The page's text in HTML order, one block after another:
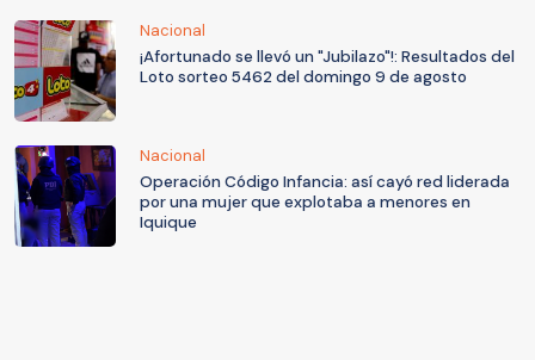
Nacional
¡Afortunado se llevó un "Jubilazo"!: Resultados del
Loto sorteo 5462 del domingo 9 de agosto
Nacional
Operación Código Infancia: así cayó red liderada
por una mujer que explotaba a menores en
Iquique